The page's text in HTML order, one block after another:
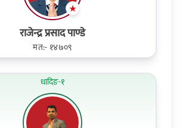
राजेन्द्र प्रसाद पाण्डे
मत:- १४७०९
धादिङ-१